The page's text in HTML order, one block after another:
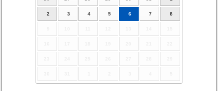
2 3 4 5 6 7 8